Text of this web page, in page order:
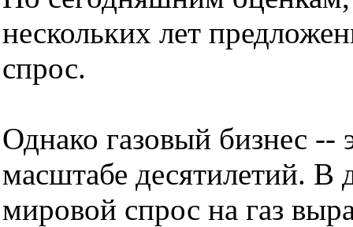
нескольких лет
спрос.
Однако газовый бизнес --
масштабе десятилетий. В
мировой спрос на газ